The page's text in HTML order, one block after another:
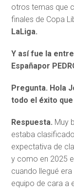
otros temas que
finales de Copa
LaLiga.
Y así fue la
Españapor
Pregunta. Hola
todo el éxito
Respuesta. Muy
estaba
expectativa de
y como en 2025
cuando llegué
equipo de cara a